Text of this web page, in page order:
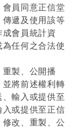
員同意正信堂
遞及使用該等
會員統計資
任何之合法使
製、公開播
將前述權利轉
輸入或提供至
或提供至正信
改、重製、公